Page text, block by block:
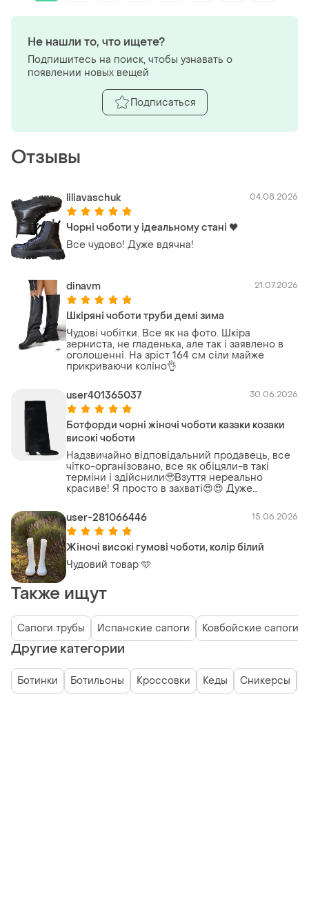
Отзывы
liliavaschuk 04.08.2026
Чорні чоботи у ідеальному стані 🖤
Все чудово! Дуже вдячна!
dinavm 21.07.2026
Шкіряні чоботи труби демі зима
Чудові чобітки. Все як на фото. Шкіра
зерниста, не гладенька, але так і заявлено в
оголошенні. На зріст 164 см сіли майже
прикриваючи коліно👌
user401365037 30.06.2026
Ботфорди чорні жіночі чоботи казаки козаки
високі чоботи
Надзвичайно відповідальний продавець, все
чітко-організовано, все як обіцяли-в такі
терміни і здійснили🥹Взуття нереально
красиве! Я просто в захваті😍😍 Дуже
user-281066446
15.06.2026
Жіночі високі гумові чоботи, колір білий
Чудовий товар 🩵
Также ищут
Сапоги трубы Испанские сапоги Ковбойские сапоги
Другие категории
Ботинки Ботильоны Кроссовки Кеды Сникерсы
Не нашли то, что ищете?
Подпишитесь на поиск, чтобы узнавать о
появлении новых вещей
Подписаться